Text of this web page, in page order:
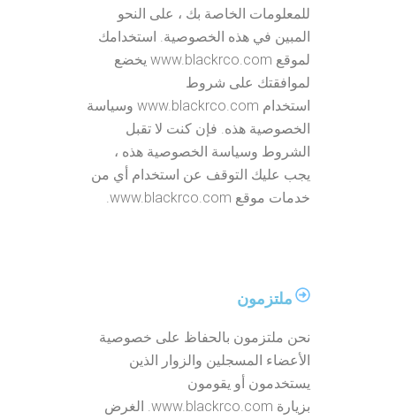
للمعلومات الخاصة بك ، على النحو
المبين في هذه الخصوصية. استخدامك
لموقع www.blackrco.com يخضع
لموافقتك على شروط
استخدام www.blackrco.com وسياسة
الخصوصية هذه. فإن كنت لا تقبل
الشروط وسياسة الخصوصية هذه ،
يجب عليك التوقف عن استخدام أي من
خدمات موقع www.blackrco.com.
ملتزمون
نحن ملتزمون بالحفاظ على خصوصية
الأعضاء المسجلين والزوار الذين
يستخدمون أو يقومون
بزيارة www.blackrco.com. الغرض